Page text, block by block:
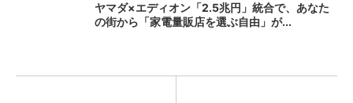
ヤマダ×エディオン「2.5兆円」統合で、あなた
の街から「家電量販店を選ぶ自由」が...